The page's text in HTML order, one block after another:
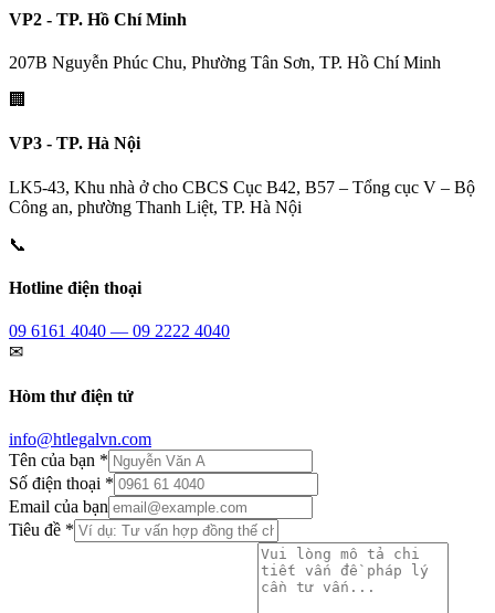
VP2 - TP. Hồ Chí Minh
207B Nguyễn Phúc Chu, Phường Tân Sơn, TP. Hồ Chí Minh
🏢
VP3 - TP. Hà Nội
LK5-43, Khu nhà ở cho CBCS Cục B42, B57 – Tổng cục V – Bộ
Công an, phường Thanh Liệt, TP. Hà Nội
📞
Hotline điện thoại
09 6161 4040 — 09 2222 4040
✉
Hòm thư điện tử
info@htlegalvn.com
Tên của bạn *
Số điện thoại *
Email của bạn
Tiêu đề *